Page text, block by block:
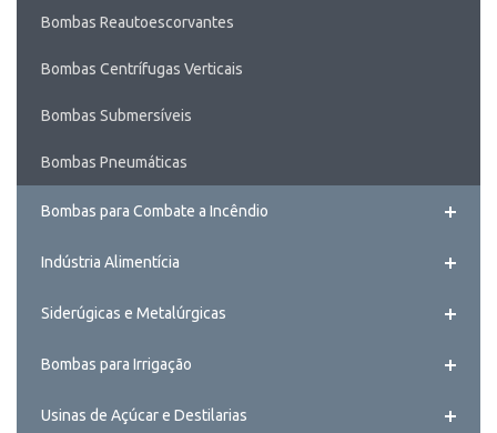
Bombas Reautoescorvantes
Bombas Centrífugas Verticais
Bombas Submersíveis
Bombas Pneumáticas
Bombas para Combate a Incêndio
Indústria Alimentícia
Siderúgicas e Metalúrgicas
Bombas para Irrigação
Usinas de Açúcar e Destilarias